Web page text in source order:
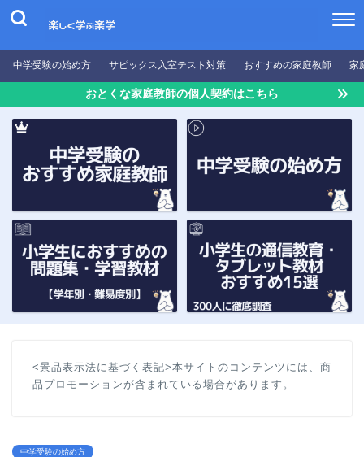
中学受験の始め方 サピックス入室テスト対策 おすすめの家庭教師 家
おとくな家庭教師の個人契約はこちら
<景品表示法に基づく表記>本サイトのコンテンツには、商
品プロモーションが含まれている場合があります。
中学受験の始め方